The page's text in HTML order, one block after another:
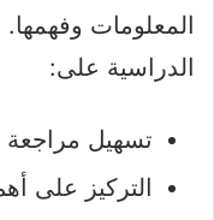
المعلومات
الدراسية على:
تسهيل
التركيز على